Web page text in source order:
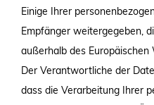
Einige Ihrer
Empfänger weitergegeben,
außerhalb des
Der Verantwortliche der
dass die Verarbeitung Ihrer